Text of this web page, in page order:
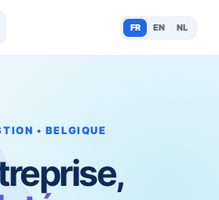
FR EN NL
• BELGIQUE